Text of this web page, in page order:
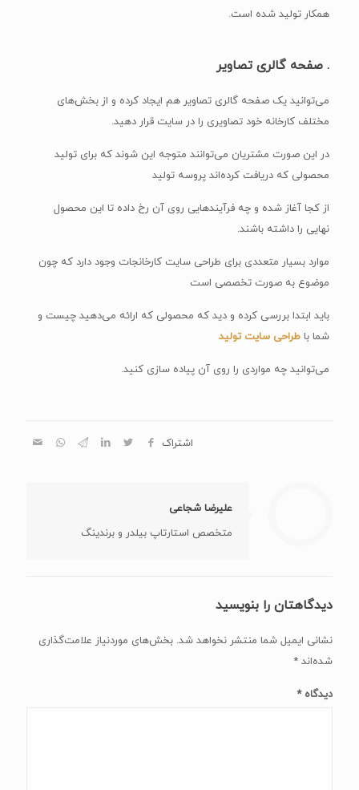
همکار تولید شده است.
. صفحه گالری تصاویر
می‌توانید یک صفحه گالری تصاویر هم ایجاد کرده و از بخش‌های
مختلف کارخانه خود تصاویری را در سایت قرار دهید.
در این صورت مشتریان می‌توانند متوجه این شوند که برای تولید
محصولی که دریافت کرده‌اند پروسه تولید
از کجا آغاز شده و چه فرآیندهایی روی آن رخ داده تا این محصول
نهایی را داشته باشند.
موارد بسیار متعددی برای طراحی سایت کارخانجات وجود دارد که چون
موضوع به صورت تخصصی است
باید ابتدا بررسی کرده و دید که محصولی که ارائه می‌دهید چیست و
شما با طراحی سایت تولید
می‌توانید چه مواردی را روی آن پیاده سازی کنید.
اشتراک
علیرضا شجاعی
متخصص استارتاپ بیلدر و برندینگ
دیدگاهتان را بنویسید
نشانی ایمیل شما منتشر نخواهد شد. بخش‌های موردنیاز علامت‌گذاری
شده‌اند *
دیدگاه*